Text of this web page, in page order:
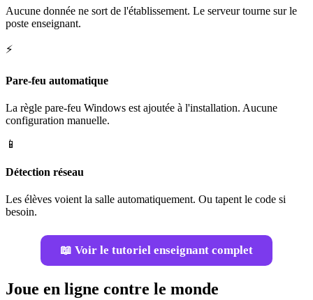
Aucune donnée ne sort de l'établissement. Le serveur tourne sur le
poste enseignant.
⚡
Pare-feu automatique
La règle pare-feu Windows est ajoutée à l'installation. Aucune
configuration manuelle.
📱
Détection réseau
Les élèves voient la salle automatiquement. Ou tapent le code si
besoin.
📖 Voir le tutoriel enseignant complet
Joue en ligne contre le monde